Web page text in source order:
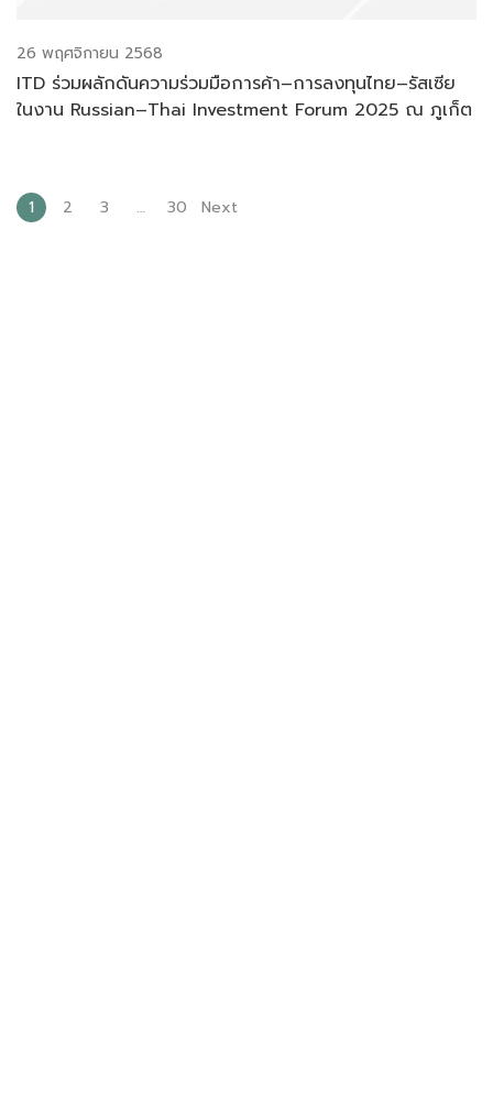
26 พฤศจิกายน 2568
ITD ร่วมผลักดันความร่วมมือการค้า–การลงทุนไทย–รัสเซีย
ในงาน Russian–Thai Investment Forum 2025 ณ ภูเก็ต
1 2 3 … 30 Next